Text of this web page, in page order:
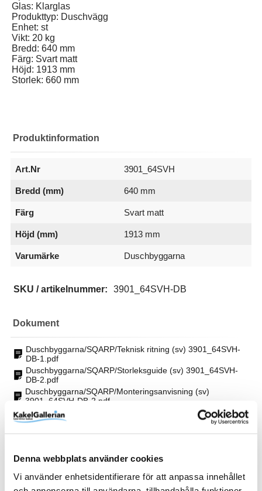
Denna webbplats använder cookies
Vi använder enhetsidentifierare för att anpassa innehållet
Glas: Klarglas
Produkttyp: Duschvägg
Enhet: st
Vikt: 20 kg
Bredd: 640 mm
Färg: Svart matt
Höjd: 1913 mm
Storlek: 660 mm
Produktinformation
Art.Nr 3901_64SVH
Bredd (mm) 640 mm
Färg Svart matt
Höjd (mm) 1913 mm
Varumärke Duschbyggarna
SKU / artikelnummer: 3901_64SVH-DB
Dokument
Duschbyggarna/SQARP/Teknisk ritning (sv) 3901_64SVH-
DB-1.pdf
Duschbyggarna/SQARP/Storleksguide (sv) 3901_64SVH-
DB-2.pdf
Duschbyggarna/SQARP/Monteringsanvisning (sv)
3901_64SVH-DB-2.pdf
Duschbyggarna/SQARP/Monteringsanvisning (sv)
3901_64SVH-DB-3.pdf
Duschbyggarna/SQARP/Skötselråd (sv) 3901_64SVH-DB-
Duschbyggarna/SQARP/Skötselråd (sv) 3901_64SVH-DB-
4.pdf